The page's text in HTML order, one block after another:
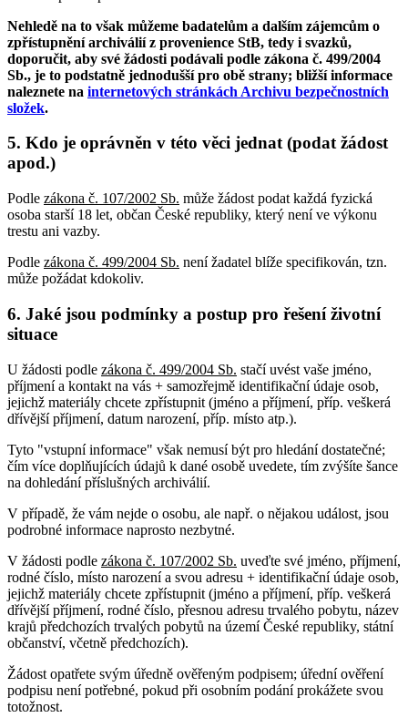
Nehledě na to však můžeme badatelům a dalším zájemcům o
zpřístupnění archiválií z provenience StB, tedy i svazků,
doporučit, aby své žádosti podávali podle zákona č. 499/2004
Sb., je to podstatně jednodušší pro obě strany; bližší informace
naleznete na internetových stránkách Archivu bezpečnostních
složek.
5. Kdo je oprávněn v této věci jednat (podat žádost
apod.)
Podle zákona č. 107/2002 Sb. může žádost podat každá fyzická
osoba starší 18 let, občan České republiky, který není ve výkonu
trestu ani vazby.
Podle zákona č. 499/2004 Sb. není žadatel blíže specifikován, tzn.
může požádat kdokoliv.
6. Jaké jsou podmínky a postup pro řešení životní
situace
U žádosti podle zákona č. 499/2004 Sb. stačí uvést vaše jméno,
příjmení a kontakt na vás + samozřejmě identifikační údaje osob,
jejichž materiály chcete zpřístupnit (jméno a příjmení, příp. veškerá
dřívější příjmení, datum narození, příp. místo atp.).
Tyto "vstupní informace" však nemusí být pro hledání dostatečné;
čím více doplňujících údajů k dané osobě uvedete, tím zvýšíte šance
na dohledání příslušných archiválií.
V případě, že vám nejde o osobu, ale např. o nějakou událost, jsou
podrobné informace naprosto nezbytné.
V žádosti podle zákona č. 107/2002 Sb. uveďte své jméno, příjmení,
rodné číslo, místo narození a svou adresu + identifikační údaje osob,
jejichž materiály chcete zpřístupnit (jméno a příjmení, příp. veškerá
dřívější příjmení, rodné číslo, přesnou adresu trvalého pobytu, název
krajů předchozích trvalých pobytů na území České republiky, státní
občanství, včetně předchozích).
Žádost opatřete svým úředně ověřeným podpisem; úřední ověření
podpisu není potřebné, pokud při osobním podání prokážete svou
totožnost.